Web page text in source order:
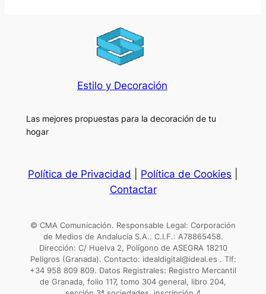
Estilo y Decoración
Las mejores propuestas para la decoración de tu
hogar
Política de Privacidad Política de Cookies
Contactar
© CMA Comunicación. Responsable Legal: Corporación
de Medios de Andalucía S.A.. C.I.F.: A78865458.
Dirección: C/ Huelva 2, Polígono de ASEGRA 18210
Peligros (Granada). Contacto: idealdigital@ideal.es . Tlf:
+34 958 809 809. Datos Registrales: Registro Mercantil
de Granada, folio 117, tomo 304 general, libro 204,